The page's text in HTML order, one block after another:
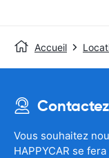
Accueil
Vous souhaitez
HAPPYCAR se